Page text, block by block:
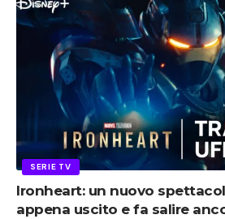
SERIE TV
Ironheart: un nuovo
appena uscito e fa salire